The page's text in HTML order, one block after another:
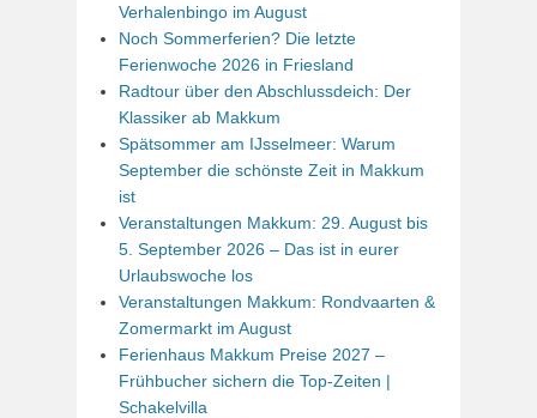
Verhalenbingo im August
Noch Sommerferien? Die letzte
Ferienwoche 2026 in Friesland
Radtour über den Abschlussdeich: Der
Klassiker ab Makkum
Spätsommer am IJsselmeer: Warum
September die schönste Zeit in Makkum
ist
Veranstaltungen Makkum: 29. August bis
5. September 2026 – Das ist in eurer
Urlaubswoche los
Veranstaltungen Makkum: Rondvaarten &
Zomermarkt im August
Ferienhaus Makkum Preise 2027 –
Frühbucher sichern die Top-Zeiten |
Schakelvilla